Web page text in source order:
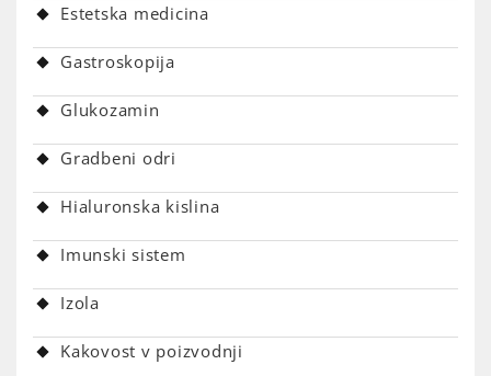
Estetska medicina
Gastroskopija
Glukozamin
Gradbeni odri
Hialuronska kislina
Imunski sistem
Izola
Kakovost v poizvodnji